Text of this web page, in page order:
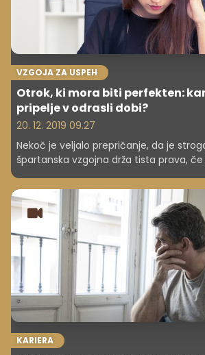
VZGOJA ZA USPEH
Otrok, ki mora biti perfekten:
pripelje v odrasli dobi?
20. 12. 2019 09.27
Nekoč je veljalo prepričanje, da je
špartanska vzgojna drža tista prava,
natančni urniki, nepopuščanje in
otroku omogočili optimalen razvoj
časi se spreminjajo, sodobne
izsledke. Tokrat vam razkrivamo tipe
otroka lahko vodijo k razvoju
pomembno je ločevati starše, ki imajo
od tistih, ki so perfekcionisti.
KARIERA